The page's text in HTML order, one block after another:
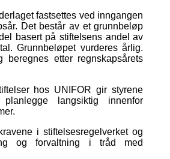
fastsettes ved inngangen
Det består av et grunnbeløp
basert på stiftelsens andel av
Grunnbeløpet vurderes årlig.
beregnes etter regnskapsårets
hos UNIFOR gir styrene
langsiktig innenfor
i stiftelsesregelverket og
og forvaltning i tråd med